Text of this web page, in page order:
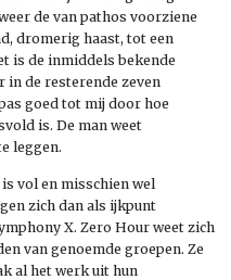
de van pathos voorziene
dromerig haast, tot een
is de inmiddels bekende
in de resterende zeven
goed tot mij door hoe
is. De man weet
leggen.
vol en misschien wel
zich dan als ijkpunt
X. Zero Hour weet zich
van genoemde groepen. Ze
al het werk uit hun